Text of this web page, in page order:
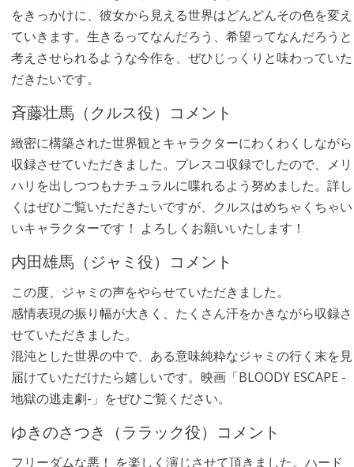
をきっかけに、彼女から見える世界はどんどんその色を変え
ていきます。生きるってなんだろう、希望ってなんだろうと
考えさせられるような今作を、ぜひじっくりと味わっていた
だきたいです。
斉藤壮馬（クルス役）コメント
緻密に構築された世界観とキャラクターにわくわくしながら
収録させていただきました。プレスコ収録でしたので、メリ
ハリを出しつつもナチュラルに喋れるよう努めました。詳し
くはぜひご覧いただきたいですが、クルスはめちゃくちゃい
いキャラクターです！ よろしくお願いいたします！
内田雄馬（ジャミ役）コメント
この度、ジャミの声をやらせていただきました。
感情表現の振り幅が大きく、たくさん汗をかきながら収録さ
せていただきました。
混沌とした世界の中で、ある意味純粋なジャミの行く末を見
届けていただけたら嬉しいです。映画「BLOODY ESCAPE -
地獄の逃走劇-」をぜひご覧ください。
ゆきのさつき（ララック役）コメント
フリーダムな悪！ を楽しく演じさせて頂きました。ハード